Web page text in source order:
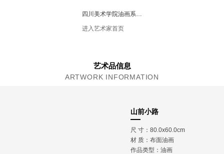
四川美术学院油画系
进入艺术家首页
艺术品信息
ARTWORK INFORMATION
山前小路
尺 寸：80.0x60.0cm
材 质： 布面油画
作品类型：油画